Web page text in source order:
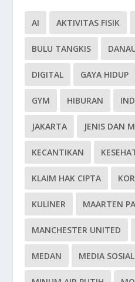
AI AKTIVITAS FISIK
BULU TANGKIS
DIGITAL GAYA HIDUP
GYM HIBURAN
JAKARTA JENIS DAN
KECANTIKAN
KLAIM HAK CIPTA
KULINER MAARTEN
MANCHESTER UNITED
MEDAN MEDIA SOSIAL